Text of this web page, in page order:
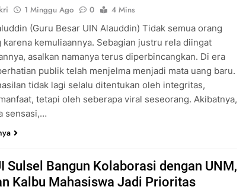
1 Minggu Ago 0
4 Mins
(Guru Besar UIN Alauddin) Tidak semua orang
karena kemuliaannya. Sebagian justru rela diingat
asalkan namanya terus diperbincangkan. Di era
publik telah menjelma menjadi mata uang baru.
tidak lagi selalu ditentukan oleh integritas,
tetapi oleh seberapa viral seseorang. Akibatnya,
sensasi,…
Sulsel Bangun Kolaborasi dengan UNM,
Kalbu Mahasiswa Jadi Prioritas